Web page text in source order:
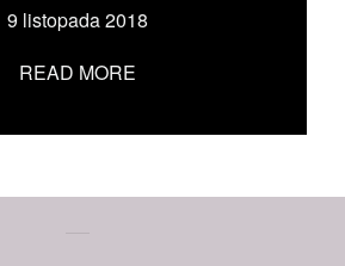
9 listopada 2018
READ MORE